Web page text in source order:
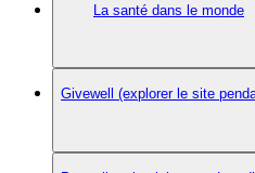
La santé dans le monde
Givewell (explorer le site